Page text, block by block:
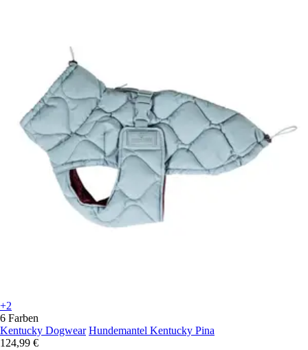
+2
6 Farben
Kentucky Dogwear Hundemantel Kentucky Pina
124,99 €